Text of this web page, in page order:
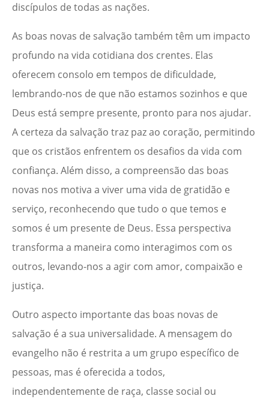
discípulos de todas as nações.
As boas novas de salvação também têm um impacto
profundo na vida cotidiana dos crentes. Elas
oferecem consolo em tempos de dificuldade,
lembrando-nos de que não estamos sozinhos e que
Deus está sempre presente, pronto para nos ajudar.
A certeza da salvação traz paz ao coração, permitindo
que os cristãos enfrentem os desafios da vida com
confiança. Além disso, a compreensão das boas
novas nos motiva a viver uma vida de gratidão e
serviço, reconhecendo que tudo o que temos e
somos é um presente de Deus. Essa perspectiva
transforma a maneira como interagimos com os
outros, levando-nos a agir com amor, compaixão e
justiça.
Outro aspecto importante das boas novas de
salvação é a sua universalidade. A mensagem do
evangelho não é restrita a um grupo específico de
pessoas, mas é oferecida a todos,
independentemente de raça, classe social ou